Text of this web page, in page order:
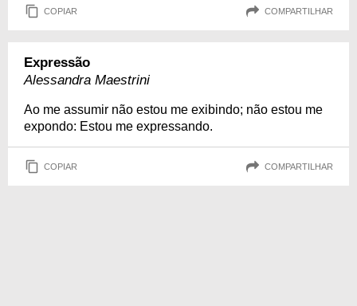
COPIAR COMPARTILHAR
Expressão
Alessandra Maestrini
Ao me assumir não estou me exibindo; não estou me
expondo: Estou me expressando.
COPIAR COMPARTILHAR